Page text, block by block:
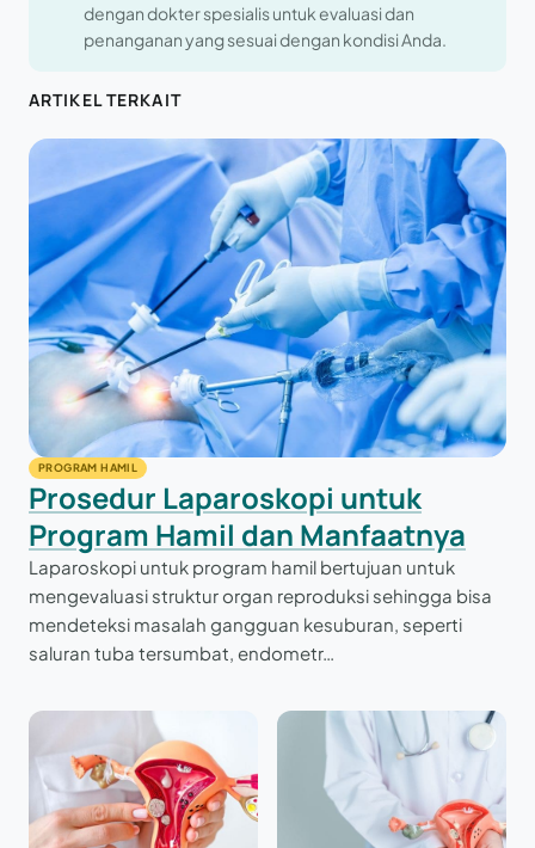
dengan dokter spesialis untuk evaluasi dan
penanganan yang sesuai dengan kondisi Anda.
ARTIKEL TERKAIT
PROGRAM HAMIL
Prosedur Laparoskopi untuk
Program Hamil dan Manfaatnya
Laparoskopi untuk program hamil bertujuan untuk
mengevaluasi struktur organ reproduksi sehingga bisa
mendeteksi masalah gangguan kesuburan, seperti
saluran tuba tersumbat, endometr…